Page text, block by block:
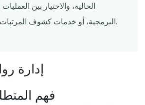
الحالية، والاختيار بين
البرمجية، أو خدمات كشوف المرتبات من طرف ثالث.
إدارة
فهم